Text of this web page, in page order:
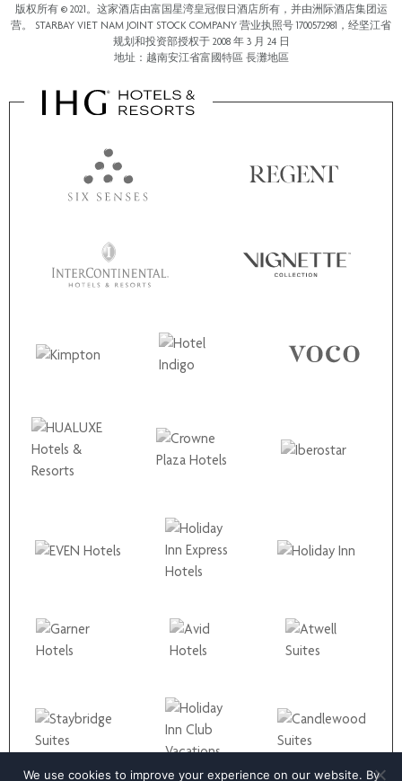
版权所有 © 2021。这家酒店由富国星湾皇冠假日酒店所有，并由洲际酒店集团运
营。 STARBAY VIET NAM JOINT STOCK COMPANY 营业执照号 1700572981，经坚江省
规划和投资部授权于 2008 年 3 月 24 日
地址：越南安江省富國特區 長灘地區
We use cookies to improve your experience on our website. By